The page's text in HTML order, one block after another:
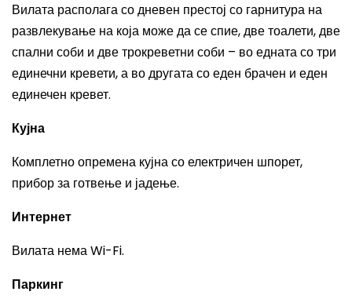
Вилата располага со дневен престој со гарнитура на
развлекување на која може да се спие, две тоалети, две
спални соби и две трокреветни соби – во едната со три
единечни кревети, а во другата со еден брачен и еден
единечен кревет.
Кујна
Комплетно опремена кујна со електричен шпорет,
прибор за готвење и јадење.
Интернет
Вилата нема Wi-Fi.
Паркинг